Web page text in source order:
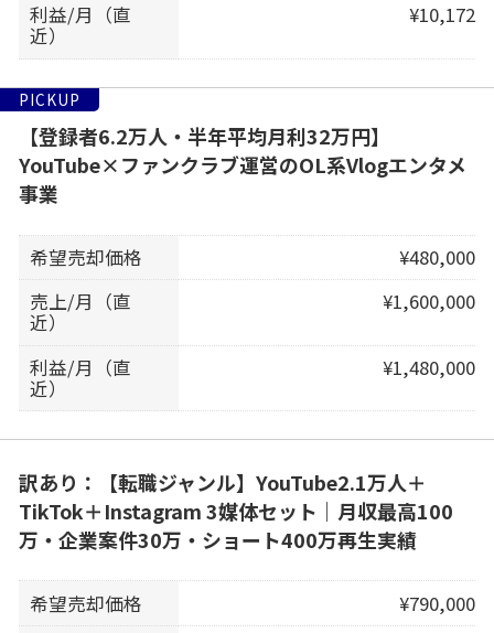
利益/月（直
近）
¥10,172
PICKUP
【登録者6.2万人・半年平均月利32万円】
YouTube×ファンクラブ運営のOL系Vlogエンタメ
事業
希望売却価格
¥480,000
売上/月（直
近）
¥1,600,000
利益/月（直
近）
¥1,480,000
訳あり：【転職ジャンル】YouTube2.1万人＋
TikTok＋Instagram 3媒体セット｜月収最高100
万・企業案件30万・ショート400万再生実績
希望売却価格
¥790,000